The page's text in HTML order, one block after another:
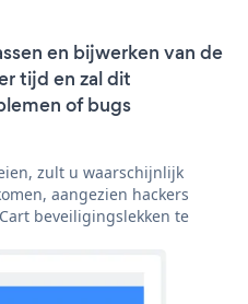
en bijwerken van de
tijd en zal dit
of bugs
zult u waarschijnlijk
aangezien hackers
beveiligingslekken te